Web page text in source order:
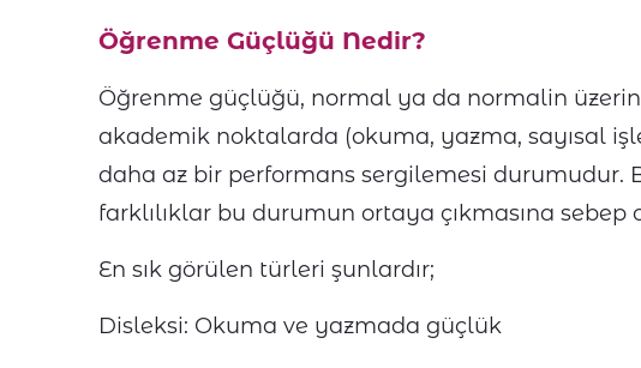
Öğrenme Güçlüğü Nedir?
Öğrenme güçlüğü, normal ya da normalin
akademik noktalarda (okuma, yazma, sayısal
daha az bir performans sergilemesi
farklılıklar bu durumun ortaya çıkmasına sebep
En sık görülen türleri şunlardır;
Disleksi: Okuma ve yazmada güçlük